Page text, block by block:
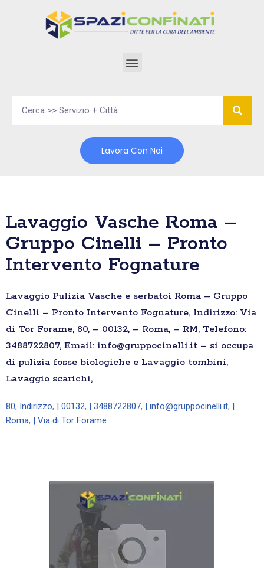
Lavora Con Noi
Lavaggio Vasche Roma –
Gruppo Cinelli – Pronto
Intervento Fognature
Lavaggio Pulizia Vasche e serbatoi Roma – Gruppo
Cinelli – Pronto Intervento Fognature, Indirizzo: Via
di Tor Forame, 80, – 00132, – Roma, – RM, Telefono:
3488722807, Email: info@gruppocinelli.it – si occupa
di pulizia fosse biologiche e Lavaggio tombini,
Lavaggio scarichi,
80, Indirizzo, | 00132, | 3488722807, | info@gruppocinelli.it,
Roma, | Via di Tor Forame